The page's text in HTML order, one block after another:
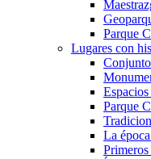
Parque
Lugares con
Parque
La